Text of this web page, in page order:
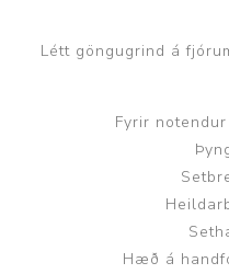
Létt göngugrind á
Fyrir
Hæð á